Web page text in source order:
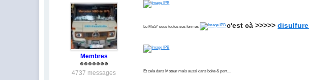
Membres
4737 messages
Le MoS² sous toutes ses formes c'est cà >>>>>
Et cela dans Moteur mais aussi dans boite & pont....